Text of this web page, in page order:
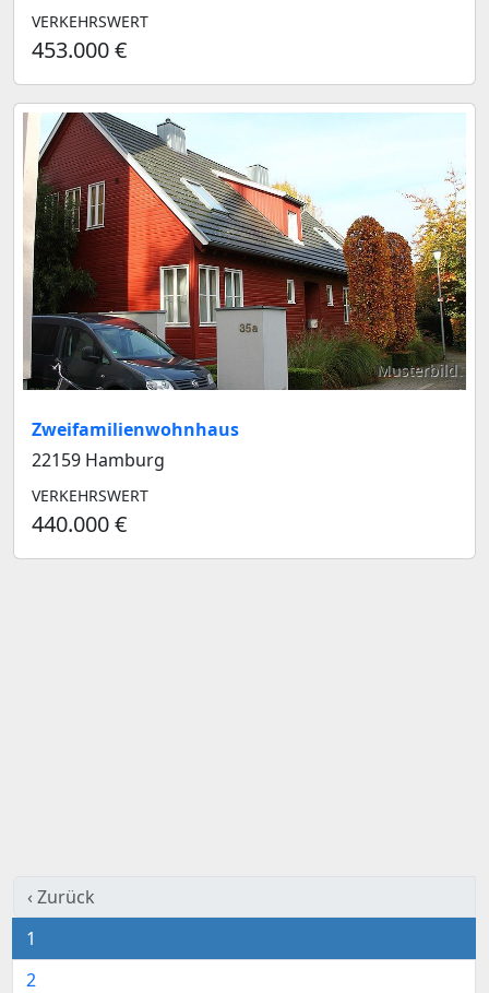
VERKEHRSWERT
453.000 €
Musterbild
Zweifamilienwohnhaus
22159 Hamburg
VERKEHRSWERT
440.000 €
‹ Zurück
1
2